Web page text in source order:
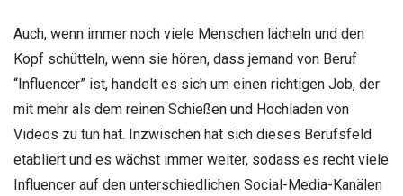
Auch, wenn immer noch viele Menschen lächeln und den
Kopf schütteln, wenn sie hören, dass jemand von Beruf
“Influencer” ist, handelt es sich um einen richtigen Job, der
mit mehr als dem reinen Schießen und Hochladen von
Videos zu tun hat. Inzwischen hat sich dieses Berufsfeld
etabliert und es wächst immer weiter, sodass es recht viele
Influencer auf den unterschiedlichen Social-Media-Kanälen